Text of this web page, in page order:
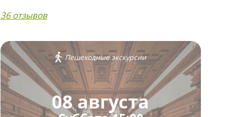
36 отзывов
Пешеходные экскурсии
08 августа